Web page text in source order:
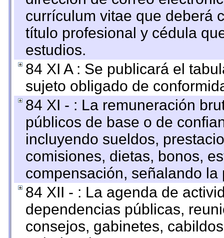
currículum vitae que deberá
título profesional y cédula
estudios.
84 XI A : Se publicará el
sujeto obligado de
84 XI - : La remuneración
públicos de base o de
incluyendo sueldos,
comisiones, dietas, bonos,
compensación, señalando
84 XII - : La agenda de
dependencias públicas,
consejos, gabinetes,